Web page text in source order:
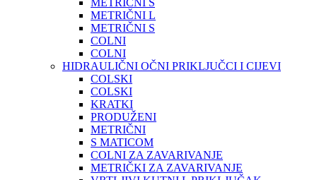
METRIČNI S
METRIČNI L
METRIČNI S
COLNI
COLNI
HIDRAULIČNI OČNI PRIKLJUČCI I CIJEVI
COLSKI
COLSKI
KRATKI
PRODUŽENI
METRIČNI
S MATICOM
COLNI ZA ZAVARIVANJE
METRIČKI ZA ZAVARIVANJE